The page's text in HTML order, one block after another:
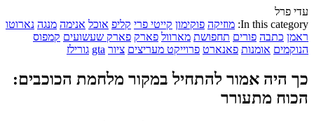
עדי פרל
In this category: מוזיקה פוקימון קייטי פרי קליפ אוכל אנימה מנגה נארוטו
ראמן כתבה פורים תחפושת מארוול פארק פארק שעשועים קמפוס
הנוקמים אומנות פאנארט פרוייקט מעריצים ציור gta גורילז
כך היה אמור להתחיל במקור מלחמת הכוכבים:
הכוח מתעורר